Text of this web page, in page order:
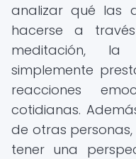
analizar qué las
hacerse a
meditación,
simplemente
reacciones
cotidianas.
de otras
tener una